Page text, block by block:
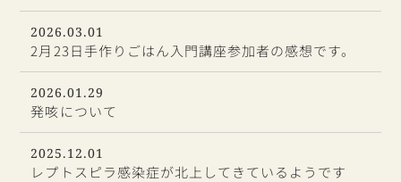
2026.03.01
2月23日手作りごはん入門講座参加者の感想です。
2026.01.29
発咳について
2025.12.01
レプトスピラ感染症が北上してきているようです